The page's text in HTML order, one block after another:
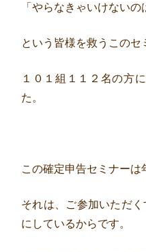
「やらなきゃいけない
という皆様を救うこの
１０１組１１２名の方
た。
この確定申告セミナー
それは、ご参加いただ
にしているからです。